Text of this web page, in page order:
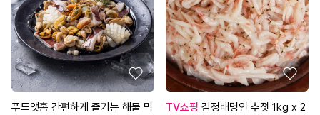
푸드앳홈 간편하게 즐기는 해물 믹
TV쇼핑